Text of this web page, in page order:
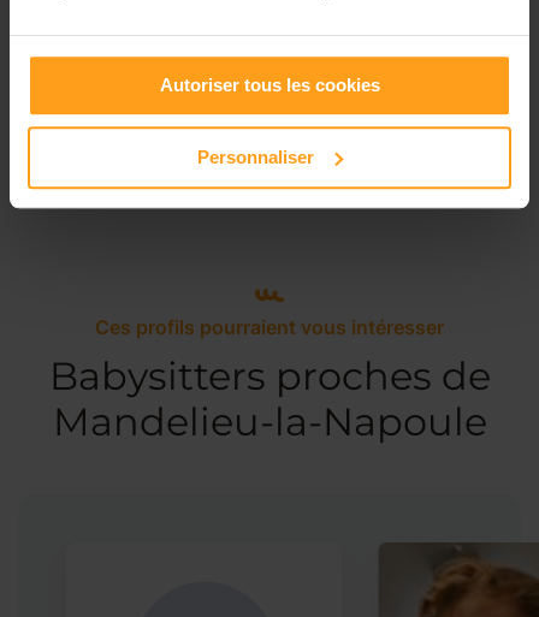
Autoriser tous les cookies
Personnaliser
Services proposés
Garde d’enfants Ménage
Ces profils pourraient vous intéresser
Babysitters proches de
Mandelieu-la-Napoule